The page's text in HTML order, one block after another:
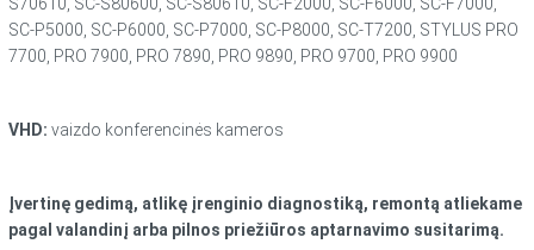
SC-P5000, SC-P6000, SC-P7000, SC-P8000, SC-T7200, STYLUS PRO
7700, PRO 7900, PRO 7890, PRO 9890, PRO 9700, PRO 9900
VHD: vaizdo konferencinės kameros
Įvertinę gedimą, atlikę įrenginio diagnostiką, remontą atliekame
pagal valandinį arba pilnos priežiūros aptarnavimo susitarimą.